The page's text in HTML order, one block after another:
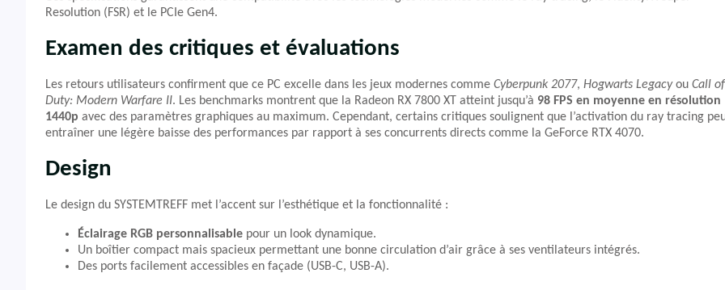
Resolution (FSR) et le PCIe Gen4.
Examen des critiques et évaluations
Les retours utilisateurs confirment que ce PC excelle dans les jeux modernes comme Cyberpunk 2077, Hogwarts Legacyou Call of
Duty: Modern Warfare II. Les benchmarks montrent que la Radeon RX 7800 XT atteint jusqu’à 98 FPS en moyenne en résolution
1440p avec des paramètres graphiques au maximum. Cependant, certains critiques soulignent que l’activation du ray tracing
entraîner une légère baisse des performances par rapport à ses concurrents directs comme la GeForce RTX 4070.
Design
Le design du SYSTEMTREFF met l’accent sur l’esthétique et la fonctionnalité :
Éclairage RGB personnalisable pour un look dynamique.
Un boîtier compact mais spacieux permettant une bonne circulation d’air grâce à ses ventilateurs intégrés.
Des ports facilement accessibles en façade (USB-C, USB-A).